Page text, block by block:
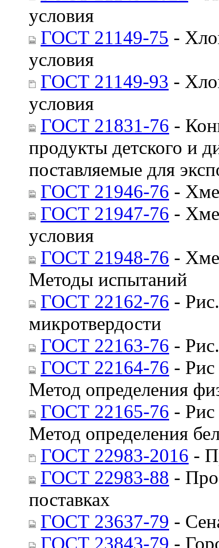
условия
ГОСТ 21149-75 -
условия
ГОСТ 21149-93 -
условия
ГОСТ 21831-76 -
продукты детского и
поставляемые для
ГОСТ 21946-76 -
ГОСТ 21947-76 -
условия
ГОСТ 21948-76 -
Методы испытаний
ГОСТ 22162-76 -
микротвердости
ГОСТ 22163-76 -
ГОСТ 22164-76 - Рис
Метод определения
ГОСТ 22165-76 - Рис
Метод определения
ГОСТ 22983-2016 -
ГОСТ 22983-88 -
поставках
ГОСТ 23637-79 -
ГОСТ 23843-79 -